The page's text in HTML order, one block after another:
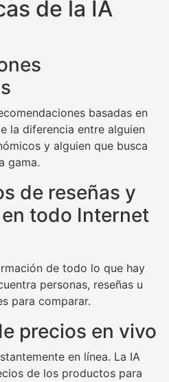
de la IA
basadas en
la diferencia entre alguien
y alguien que busca
gama.
de reseñas y
todo Internet
de todo lo que hay
personas, reseñas u
para comparar.
precios en vivo
en línea. La IA
de los productos para